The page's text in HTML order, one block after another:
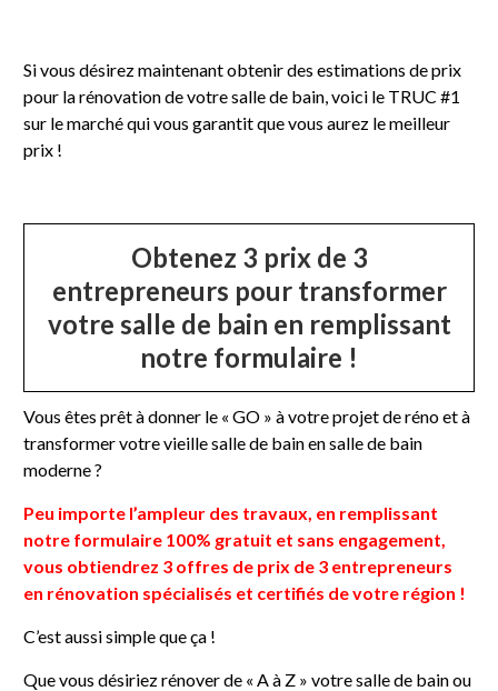
Si vous désirez maintenant obtenir des estimations de prix
pour la rénovation de votre salle de bain, voici le TRUC #1
sur le marché qui vous garantit que vous aurez le meilleur
prix !
Obtenez 3 prix de 3
entrepreneurs pour transformer
votre salle de bain en remplissant
notre formulaire !
Vous êtes prêt à donner le « GO » à votre projet de réno et à
transformer votre vieille salle de bain en salle de bain
moderne ?
Peu importe l’ampleur des travaux, en remplissant
notre formulaire 100% gratuit et sans engagement,
vous obtiendrez 3 offres de prix de 3 entrepreneurs
en rénovation spécialisés et certifiés de votre région !
C’est aussi simple que ça !
Que vous désiriez rénover de « A à Z » votre salle de bain ou